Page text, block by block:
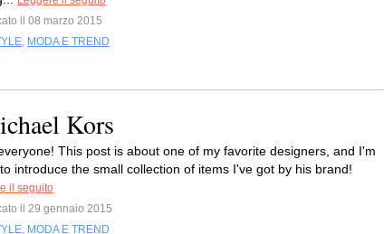
il 08 marzo 2015
, MODA E TREND
Kors
This post is about one of my favorite designers, and I'm
introduce the small collection of items I've got by his brand!
il seguito
il 29 gennaio 2015
, MODA E TREND